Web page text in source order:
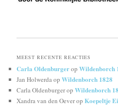
MEEST RECENTE REACTIES
Carla OldenburgeropWildenborch
Jan HolwerdaopWildenborch 1828
Carla OldenburgeropWildenborch
Xandra van den OeveropKoepeltje